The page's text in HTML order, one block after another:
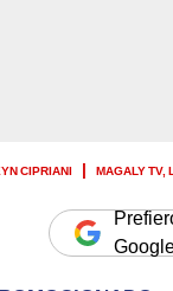
CIPRIANI MAGALY TV,